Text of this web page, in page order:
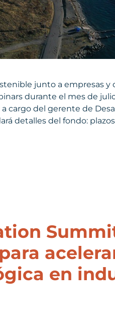
junto a empresas
durante el mes de
a cargo del gerente de
detalles del fondo:
en